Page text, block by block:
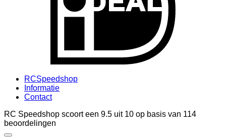
RCSpeedshop
Informatie
Contact
RC Speedshop scoort een 9.5 uit 10 op basis van 114
beoordelingen